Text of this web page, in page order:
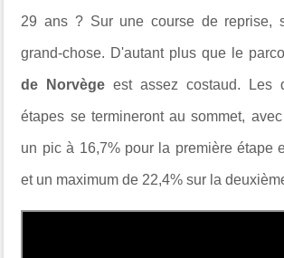
29 ans ? Sur une course de reprise,
grand-chose. D'autant plus que le
de Norvège est assez costaud. Les
étapes se termineront au sommet,
un pic à 16,7% pour la première étape
et un maximum de 22,4% sur la